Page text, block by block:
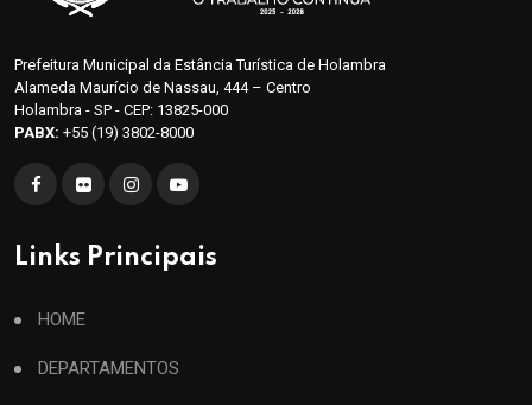
Prefeitura Municipal da Estância Turística de Holambra
Alameda Maurício de Nassau, 444 – Centro
Holambra - SP - CEP: 13825-000
PABX: +55 (19) 3802-8000
Links Principais
HOME
DEPARTAMENTOS